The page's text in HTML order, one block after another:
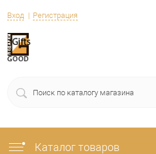
Вход Регистрация
Каталог товаров